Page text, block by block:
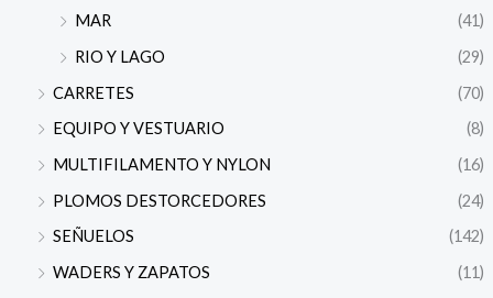
MAR
(41)
RIO Y LAGO
(29)
CARRETES
(70)
EQUIPO Y VESTUARIO
(8)
MULTIFILAMENTO Y NYLON
(16)
PLOMOS DESTORCEDORES
(24)
SEÑUELOS
(142)
WADERS Y ZAPATOS
(11)